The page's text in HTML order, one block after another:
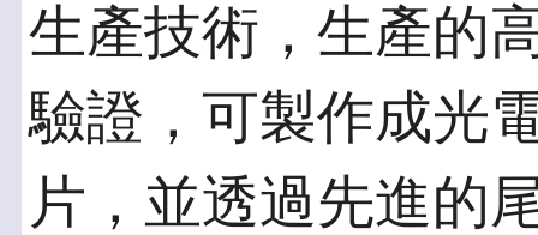
生產技術，生產的
驗證，可製作成光
片，並透過先進的